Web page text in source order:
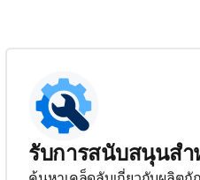
รับการสนับสนุนส